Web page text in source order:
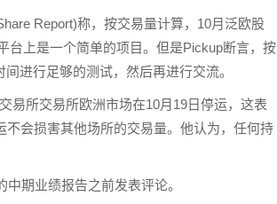
Report)称，按交易量计算，10月泛欧股
台上是一个简单的项目。但是Pickup断言，按
进行足够的测试，然后再进行交流。
易所交易所欧洲市场在10月19日停运，这表
会损害其他场所的交易量。他认为，任何持
期业绩报告之前发表评论。